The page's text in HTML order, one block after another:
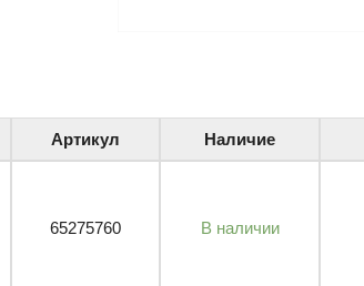
Артикул Наличие
65275760 В наличии